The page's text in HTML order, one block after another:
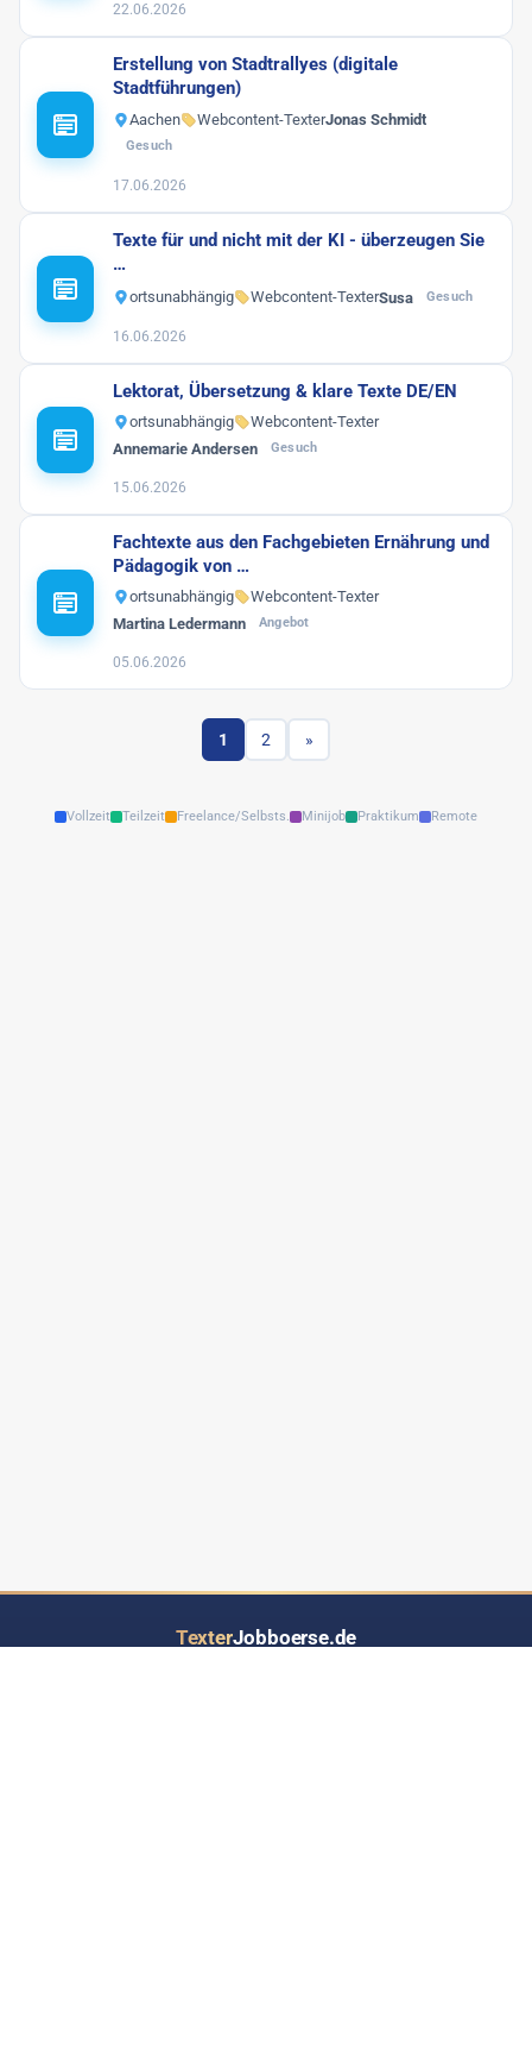
22.06.2026
Erstellung von Stadtrallyes (digitale
Stadtführungen)
Aachen Webcontent-TexterJonas Schmidt
Gesuch
17.06.2026
Texte für und nicht mit der KI - überzeugen Sie
…
ortsunabhängig Webcontent-TexterSusa Gesuch
16.06.2026
Lektorat, Übersetzung & klare Texte DE/EN
ortsunabhängig
Webcontent-Texter
Annemarie Andersen
Gesuch
15.06.2026
Fachtexte aus den Fachgebieten Ernährung und
Pädagogik von …
ortsunabhängig
Webcontent-Texter
Martina Ledermann
Angebot
05.06.2026
1 2 »
Vollzeit Teilzeit Freelance/Selbsts. Minijob Praktikum Remote
TexterJobboerse.de